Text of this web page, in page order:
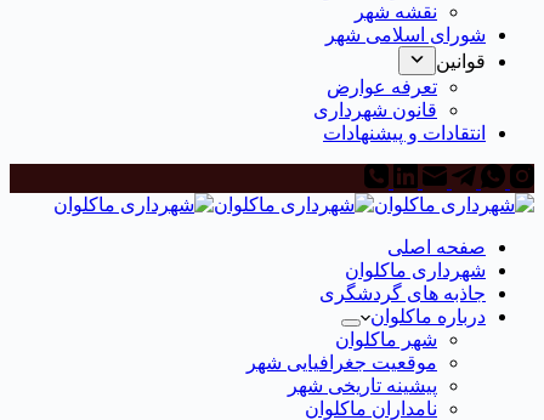
نقشه شهر
شورای اسلامی شهر
قوانین
تعرفه عوارض
قانون شهرداری
انتقادات و پیشنهادات
صفحه اصلی
شهرداری ماکلوان
جاذبه های گردشگری
درباره ماکلوان
شهر ماکلوان
موقعیت جغرافیایی شهر
پیشینه تاریخی شهر
نامداران ماکلوان